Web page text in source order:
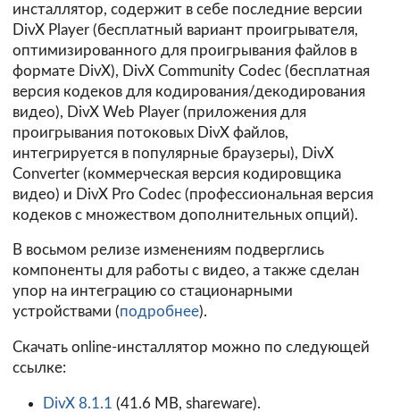
инсталлятор, содержит в себе последние версии
DivX Player (бесплатный вариант проигрывателя,
оптимизированного для проигрывания файлов в
формате DivX), DivX Community Codec (бесплатная
версия кодеков для кодирования/декодирования
видео), DivX Web Player (приложения для
проигрывания потоковых DivX файлов,
интегрируется в популярные браузеры), DivX
Converter (коммерческая версия кодировщика
видео) и DivX Pro Codec (профессиональная версия
кодеков с множеством дополнительных опций).
В восьмом релизе изменениям подверглись
компоненты для работы с видео, а также сделан
упор на интеграцию со стационарными
устройствами (подробнее).
Скачать online-инсталлятор можно по следующей
ссылке:
DivX 8.1.1 (41.6 MB, shareware).